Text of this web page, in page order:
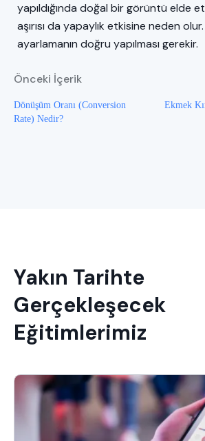
yapıldığında doğal bir görüntü elde
aşırısı da yapaylık etkisine neden
ayarlamanın doğru yapılması gerekir.
Önceki İçerik
Dönüşüm Oranı (Conversion
Rate) Nedir?
Ekmek
Yakın Tarihte
Gerçekleşecek
Eğitimlerimiz